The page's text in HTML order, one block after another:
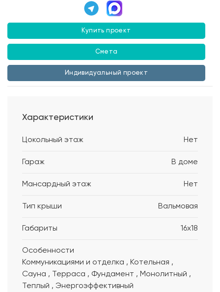
Купить проект
Смета
Индивидуальный проект
Характеристики
Цокольный этаж Нет
Гараж В доме
Мансардный этаж Нет
Тип крыши Вальмовая
Габариты 16x18
Особенности
Коммуникациями и отделка , Котельная ,
Сауна , Терраса , Фундамент , Монолитный ,
Теплый , Энергоэффективный